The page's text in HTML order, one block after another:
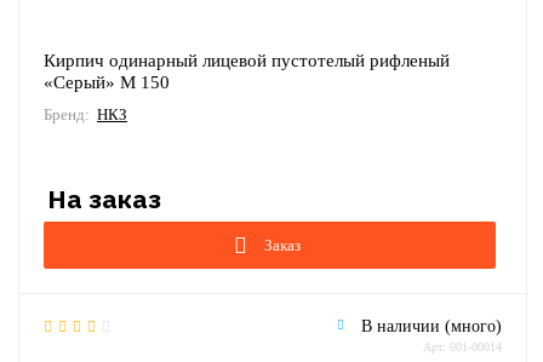
Кирпич одинарный лицевой пустотелый рифленый
«Серый» М 150
Бренд: НКЗ
Заказ
В наличии (много)
Арт: 001-00014